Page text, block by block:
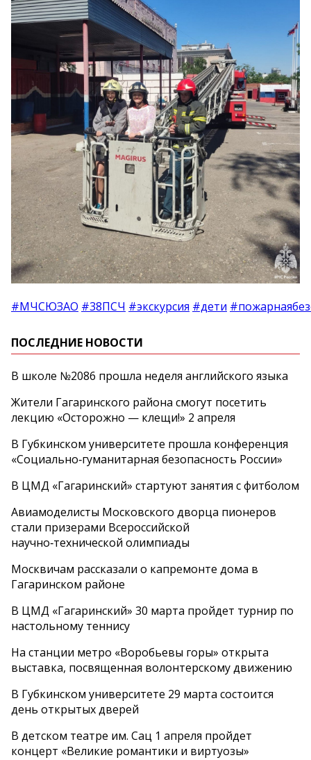
#МЧСЮЗАО #38ПСЧ #экскурсия #дети
ПОСЛЕДНИЕ НОВОСТИ
В школе №2086 прошла неделя английского языка
Жители Гагаринского района смогут посетить
лекцию «Осторожно — клещи!» 2 апреля
В Губкинском университете прошла конференция
«Социально‑гуманитарная безопасность России»
В ЦМД «Гагаринский» стартуют занятия с фитболом
Авиамоделисты Московского дворца пионеров
стали призерами Всероссийской
научно‑технической олимпиады
Москвичам рассказали о капремонте дома в
Гагаринском районе
В ЦМД «Гагаринский» 30 марта пройдет турнир по
настольному теннису
На станции метро «Воробьевы горы» открыта
выставка, посвященная волонтерскому движению
В Губкинском университете 29 марта состоится
день открытых дверей
В детском театре им. Сац 1 апреля пройдет
концерт «Великие романтики и виртуозы»